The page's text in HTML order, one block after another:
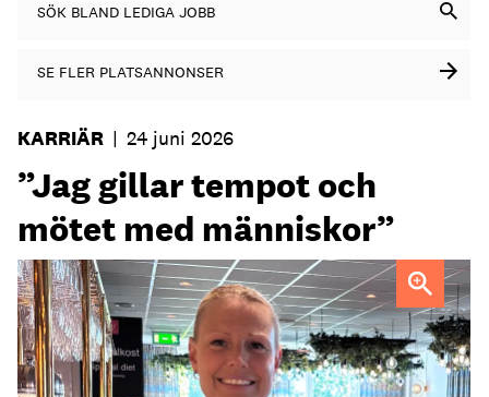
SÖK BLAND LEDIGA JOBB
SE FLER PLATSANNONSER
KARRIÄR | 24 juni 2026
”Jag gillar tempot och
mötet med människor”
Maria Norberg, ny general manager på Skogshem & Wijk